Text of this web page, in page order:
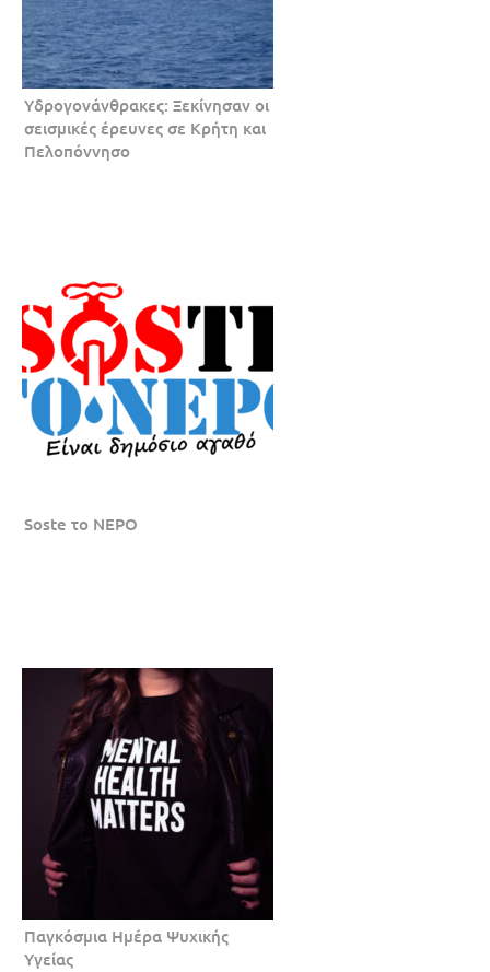
Υδρογονάνθρακες: Ξεκίνησαν οι
σεισμικές έρευνες σε Κρήτη και
Πελοπόννησο
Soste το ΝΕΡΟ
Παγκόσμια Ημέρα Ψυχικής
Υγείας